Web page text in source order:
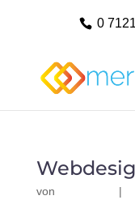
0
von |